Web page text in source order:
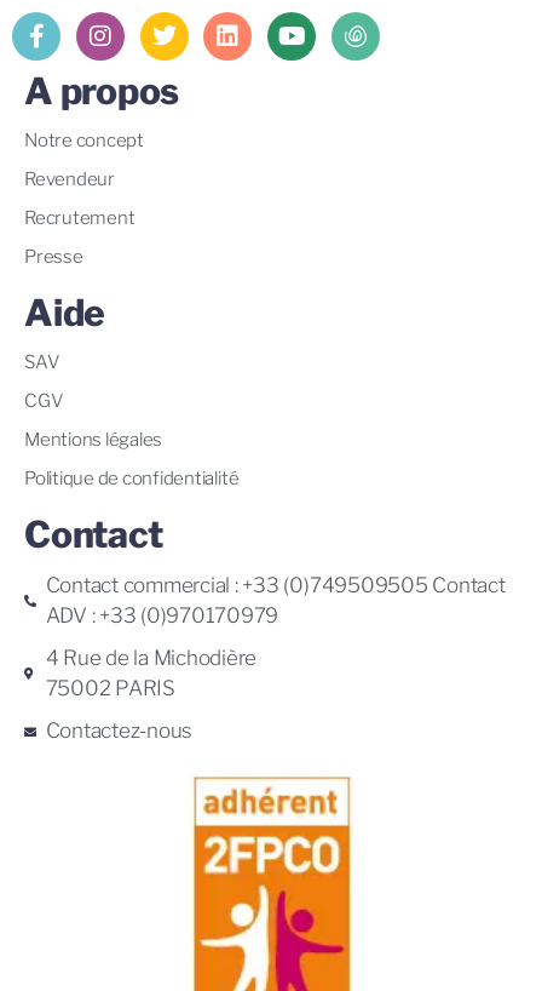
A propos
Notre concept
Revendeur
Recrutement
Presse
Aide
SAV
CGV
Mentions légales
Politique de confidentialité
Contact
Contact commercial : +33 (0)749509505 Contact
ADV : +33 (0)970170979
4 Rue de la Michodière
75002 PARIS
Contactez-nous